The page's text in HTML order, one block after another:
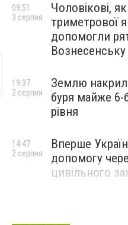
Чоловікові,
триметрової
допомогли
Вознесенську
09:51
3 серпня
Землю
буря майже 6-
рівня
19:37
2 серпня
Вперше
допомогу
цивільного
14:47
2 серпня